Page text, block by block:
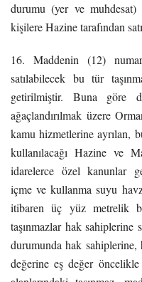
durumu (yer ve muhdesat)
kişilere Hazine tarafından
16. Maddenin (12)
satılabilecek bu tür
getirilmiştir. Buna göre
ağaçlandırılmak üzere
kamu hizmetlerine ayrılan,
kullanılacağı Hazine ve
idarelerce özel kanunlar
içme ve kullanma suyu
itibaren üç yüz metrelik
taşınmazlar hak sahiplerine
durumunda hak sahiplerine,
değerine eş değer